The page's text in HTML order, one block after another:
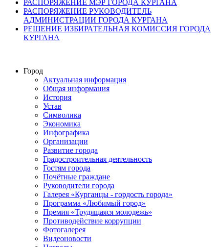
РАСПОРЯЖЕНИЕ МЭР ГОРОДА КУРГАНА
РАСПОРЯЖЕНИЕ РУКОВОДИТЕЛЬ
АДМИНИСТРАЦИИ ГОРОДА КУРГАНА
РЕШЕНИЕ ИЗБИРАТЕЛЬНАЯ КОМИССИЯ ГОРОДА
КУРГАНА
Город
Актуальная информация
Общая информация
История
Устав
Символика
Экономика
Инфографика
Организации
Развитие города
Градостроительная деятельность
Гостям города
Почётные граждане
Руководители города
Галерея «Курганцы - гордость города»
Программа «Любимый город»
Премия «Трудящаяся молодежь»
Противодействие коррупции
Фотогалерея
Видеоновости